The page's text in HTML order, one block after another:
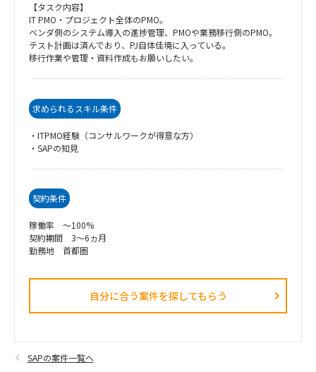
【タスク内容】
IT PMO・プロジェクト全体のPMO。
ベンダ側のシステム導入の進捗管理、PMOや業務移行側のPMO。
テスト計画は済んでおり、PJ自体佳境に入っている。
移行作業や管理・資料作成もお願いしたい。
求められるスキル条件
・ITPMO経験（コンサルワークが得意な方）
・SAPの知見
契約条件
稼働率 ～100%
契約期間 3～6ヵ月
勤務地 首都圏
自分に合う案件を探してもらう​
SAPの案件一覧へ